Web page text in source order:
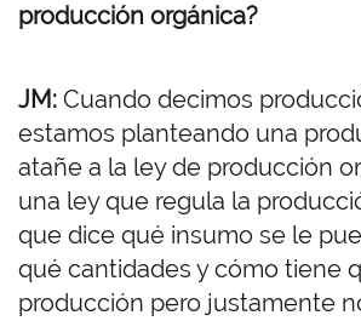
producción orgánica?
JM: Cuando decimos
estamos planteando una
atañe a la ley de producción
una ley que regula la
que dice qué insumo se le
qué cantidades y cómo tiene
producción pero justamente